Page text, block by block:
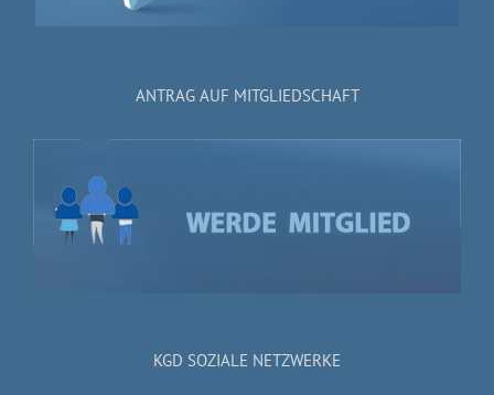
ANTRAG AUF MITGLIEDSCHAFT
KGD SOZIALE NETZWERKE